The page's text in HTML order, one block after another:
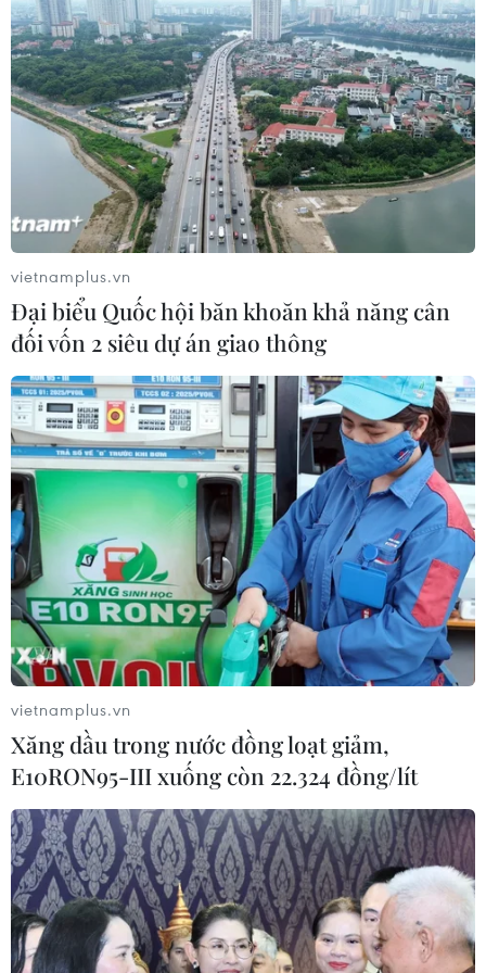
Đến nay, công tác chuẩn bị cho Lễ hội đã cơ bản hoàn
tất, phòng khách sạn đã được đặt kín từ ngày 9-11/3,
theo đó 34 chương trình tour du lịch gắn với các chuyên
đề đã được xây dựng.
Ẩm thực “độc lạ” từ cây càphê sẽ được giới
thiệu ở Lễ hội Càphê Buôn Ma Thuột
25/02/2025 07:58
Bia hoa càphê, rượu vang càphê, trà hoa càphê… sẽ là
những sáng tạo độc đáo từ sản phẩm càphê mà ban tổ
chức Lễ hội Càphê Buôn Ma Thuột lần thứ 9 năm 2025
sẽ giới thiệu đến du khách thập phương.
vietnamplus.vn
Đại biểu Quốc hội băn khoăn khả năng cân
đối vốn 2 siêu dự án giao thông
vietnamplus.vn
Xăng dầu trong nước đồng loạt giảm,
E10RON95-III xuống còn 22.324 đồng/lít